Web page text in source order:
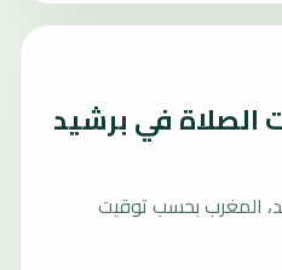
في برشيد
المغرب بحسب توقيت